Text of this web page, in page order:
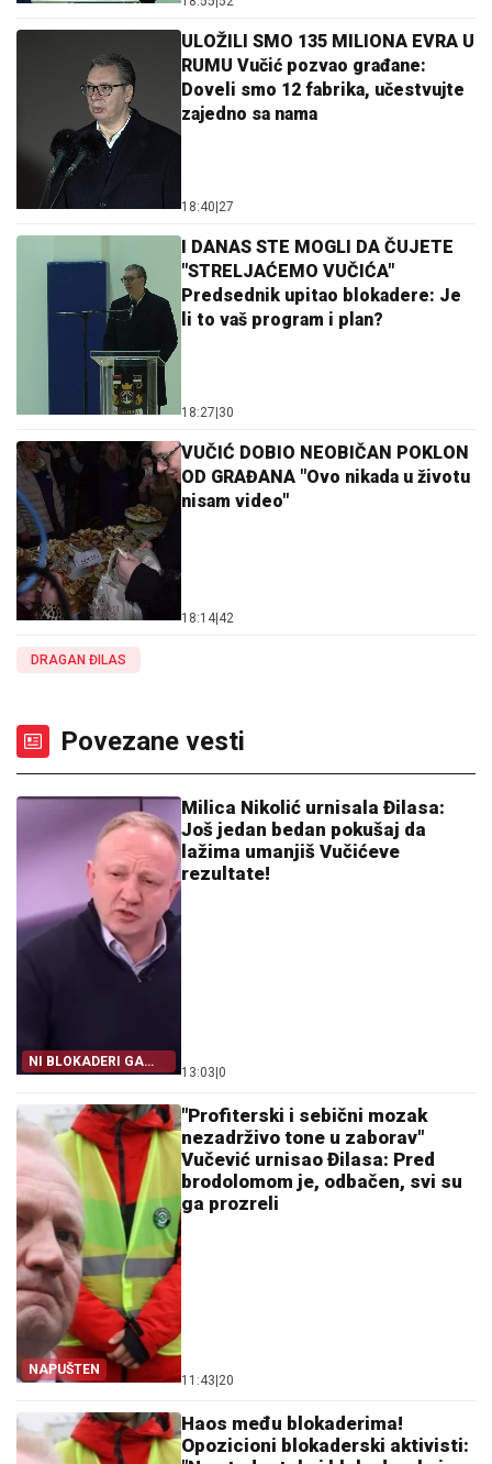
ULOŽILI SMO 135 MILIONA EVRA U
RUMU Vučić pozvao građane:
Doveli smo 12 fabrika, učestvujte
zajedno sa nama
18:40 27
I DANAS STE MOGLI DA ČUJETE
"STRELJAĆEMO VUČIĆA"
Predsednik upitao blokadere: Je
li to vaš program i plan?
18:27 30
VUČIĆ DOBIO NEOBIČAN POKLON
OD GRAĐANA "Ovo nikada u životu
nisam video"
18:14 42
DRAGAN ĐILAS
Povezane vesti
NI BLOKADERI GA
NEĆE
Milica Nikolić urnisala Đilasa:
Još jedan bedan pokušaj da
lažima umanjiš Vučićeve
rezultate!
13:03 0
NAPUŠTEN
"Profiterski i sebični mozak
nezadrživo tone u zaborav"
Vučević urnisao Đilasa: Pred
brodolomom je, odbačen, svi su
ga prozreli
11:43 20
Haos među blokaderima!
Opozicioni blokaderski aktivisti: